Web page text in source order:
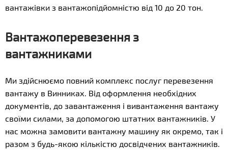
вантажівки з вантажопідйомністю від 10 до 20 тон.
Вантажоперевезення з
вантажниками
Ми здійснюємо повний комплекс послуг перевезення
вантажу в Винниках. Від оформлення необхідних
документів, до завантаження і вивантаження вантажу
своїми силами, за допомогою штатних вантажників. У
нас можна замовити вантажну машину як окремо, так і
разом з будь-якою кількістю досвідчених вантажників.